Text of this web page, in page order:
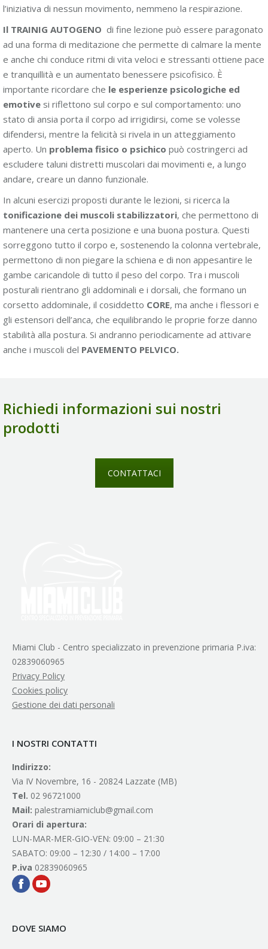
l’iniziativa di nessun movimento, nemmeno la respirazione.
Il TRAINIG AUTOGENO di fine lezione può essere paragonato
ad una forma di meditazione che permette di calmare la mente
e anche chi conduce ritmi di vita veloci e stressanti ottiene pace
e tranquillità e un aumentato benessere psicofisico. È
importante ricordare che le esperienze psicologiche ed
emotive si riflettono sul corpo e sul comportamento: uno
stato di ansia porta il corpo ad irrigidirsi, come se volesse
difendersi, mentre la felicità si rivela in un atteggiamento
aperto. Un problema fisico o psichico può costringerci ad
escludere taluni distretti muscolari dai movimenti e, a lungo
andare, creare un danno funzionale.
In alcuni esercizi proposti durante le lezioni, si ricerca la
tonificazione dei muscoli stabilizzatori, che permettono di
mantenere una certa posizione e una buona postura. Questi
sorreggono tutto il corpo e, sostenendo la colonna vertebrale,
permettono di non piegare la schiena e di non appesantire le
gambe caricandole di tutto il peso del corpo. Tra i muscoli
posturali rientrano gli addominali e i dorsali, che formano un
corsetto addominale, il cosiddetto CORE, ma anche i flessori e
gli estensori dell’anca, che equilibrando le proprie forze danno
stabilità alla postura. Si andranno periodicamente ad attivare
anche i muscoli del PAVEMENTO PELVICO.
Richiedi informazioni sui nostri
prodotti
CONTATTACI
Miami Club - Centro specializzato in prevenzione primaria P.iva:
02839060965
Privacy Policy
Cookies policy
Gestione dei dati personali
I NOSTRI CONTATTI
Indirizzo:
Via IV Novembre, 16 - 20824 Lazzate (MB)
Tel. 02 96721000
Mail: palestramiamiclub@gmail.com
Orari di apertura:
LUN-MAR-MER-GIO-VEN: 09:00 – 21:30
SABATO: 09:00 – 12:30 / 14:00 – 17:00
P.iva 02839060965
DOVE SIAMO